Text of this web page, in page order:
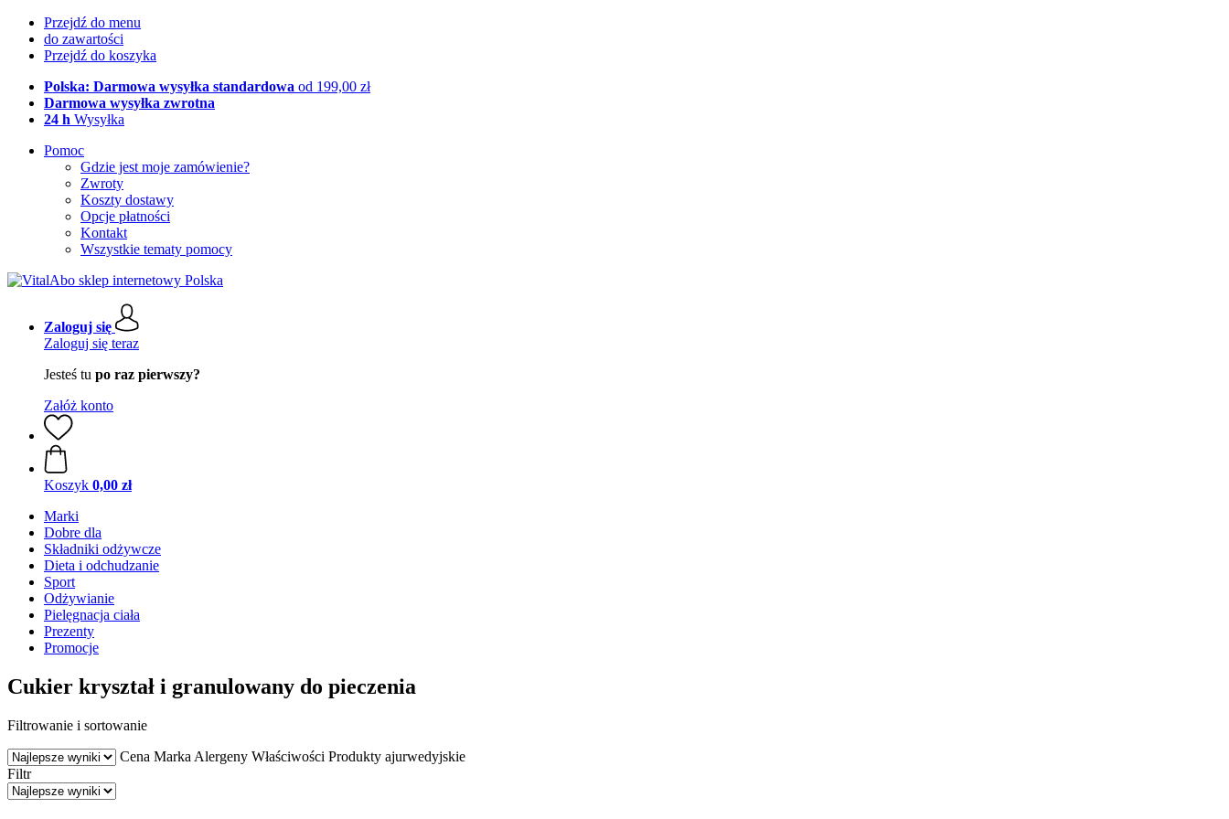
Przejdź do menu
do zawartości
Przejdź do koszyka
Polska: Darmowa wysyłka standardowa od 199,00 zł
Darmowa wysyłka zwrotna
24 h Wysyłka
Pomoc
Gdzie jest moje zamówienie?
Zwroty
Koszty dostawy
Opcje płatności
Kontakt
Wszystkie tematy pomocy
Zaloguj się
Zaloguj się teraz
Jesteś tu po raz pierwszy?
Załóż konto
Koszyk 0,00 zł
Marki
Dobre dla
Składniki odżywcze
Dieta i odchudzanie
Sport
Odżywianie
Pielęgnacja ciała
Prezenty
Promocje
Cukier kryształ i granulowany do pieczenia
Filtrowanie i sortowanie
Cena Marka Alergeny Właściwości Produkty ajurwedyjskie
Filtr